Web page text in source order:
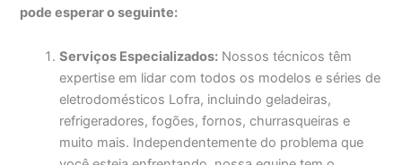
pode esperar o seguinte:
Serviços Especializados: Nossos técnicos têm
expertise em lidar com todos os modelos e séries de
eletrodomésticos Lofra, incluindo geladeiras,
refrigeradores, fogões, fornos, churrasqueiras e
muito mais. Independentemente do problema que